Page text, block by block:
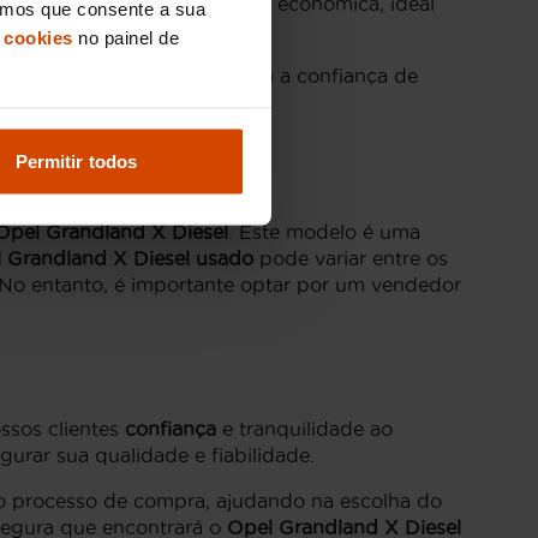
que consente a sua
no painel de
Permitir todos
às suas necessidades, com a confiança de
Grandland X Diesel. Este modelo é uma
Grandland X Diesel usado pode variar entre os
entanto, é importante optar por um vendedor
clientes confiança e tranquilidade ao
sua qualidade e fiabilidade.
de compra, ajudando na escolha do
que encontrará o Opel Grandland X Diesel